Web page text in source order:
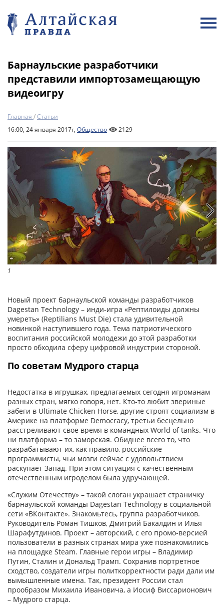
Барнаульские разработчики
представили импортозамещающую
видеоигру
Главная /Статьи
16:00, 24 января 2017г, Общество 2129
1
Новый проект барнаульской команды разработчиков
Dagestan Technology – инди-игра «Рептилоиды должны
умереть» (Reptilians Must Die) стала удивительной
новинкой наступившего года. Тема патриотического
воспитания российской молодежи до этой разработки
просто обходила сферу цифровой индустрии стороной.
По советам Мудрого старца
Недостатка в игрушках, предлагаемых сегодня игроманам
разных стран, мягко говоря, нет. Кто-то любит звериные
забеги в Ultimate Chicken Horse, другие строят социализм в
Америке на платформе Democracy, третьи бесцельно
расстреливают свое время в командных World of tanks. Что
ни платформа – то заморская. Обиднее всего то, что
разрабатывают их, как правило, российские
программисты, чьи мозги сейчас с удовольствием
раскупает Запад. При этом ситуация с качественным
отечественным игроделом была удручающей.
«Служим Отечеству» – такой слоган украшает страничку
барнаульской команды Dagestan Technology в социальной
сети «ВКонтакте». Знакомьтесь, группа разработчиков.
Руководитель Роман Тишков, Дмитрий Бакалдин и Илья
Шарафутдинов. Проект – авторский, с его промо-версией
пользователи в разных странах мира уже познакомились
на площадке Steam. Главные герои игры – Владимир
Путин, Сталин и Дональд Трамп. Сохранив портретное
сходство, создатели игры политкорректности ради дали им
вымышленные имена. Так, президент России стал
прообразом Михаила Ивановича, а Иосиф Виссарионович
– Мудрого старца.